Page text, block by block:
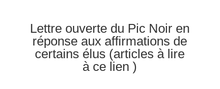
Lettre ouverte du Pic Noir en
réponse aux affirmations de
certains élus (articles à lire
à ce lien )